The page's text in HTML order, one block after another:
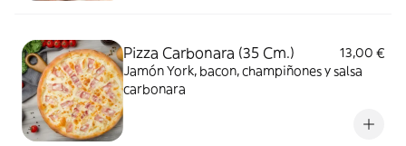
Pizza Carbonara (35 Cm.)
13,00 €
Jamón York, bacon, champiñones y salsa
carbonara